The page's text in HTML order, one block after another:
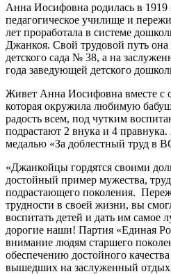
Анна Иосифовна родилась в
педагогическое училище и
лет проработала в системе
Джанкоя. Свой трудовой путь она
детского сада № 38, а на
года заведующей детского
Живет Анна Иосифовна вместе с
которая окружила любимую
радость всем, под чутким
подрастают 2 внука и 4
медалью «За доблестный труд в
«Джанкойцы гордятся своими
достойный пример мужества,
подрастающего поколения.
трудности в своей жизни, вы
воспитать детей и дать им самое
дорогие наши! Партия «Единая
внимание людям старшего
обеспечению достойного
вышедших на заслуженный